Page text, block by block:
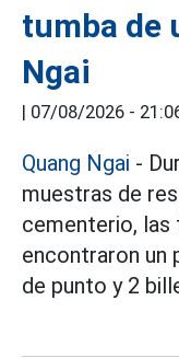
tumba de
Ngai
| 07/08/2026 -
Quang Ngai -
muestras de
cementerio, las
encontraron un
de punto y 2